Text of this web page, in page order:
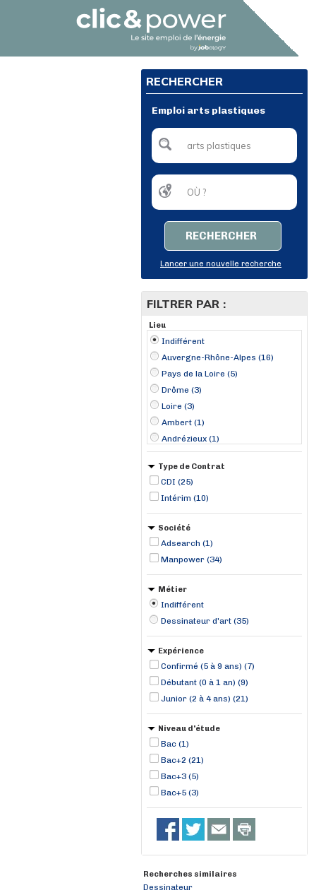
RECHERCHER
Emploi arts plastiques
RECHERCHER
Lancer une nouvelle recherche
FILTRER PAR :
Lieu
Indifférent
Auvergne-Rhône-Alpes (16)
Pays de la Loire (5)
Drôme (3)
Loire (3)
Ambert (1)
Andrézieux (1)
Angers (1)
Annecy (1)
Annonay (1)
Auxerre (1)
Type de Contrat
CDI (25)
Intérim (10)
Société
Adsearch (1)
Manpower (34)
Métier
Indifférent
Dessinateur d'art (35)
Expérience
Confirmé (5 à 9 ans) (7)
Débutant (0 à 1 an) (9)
Junior (2 à 4 ans) (21)
Niveau d'étude
Bac (1)
Bac+2 (21)
Bac+3 (5)
Bac+5 (3)
Recherches similaires
Dessinateur